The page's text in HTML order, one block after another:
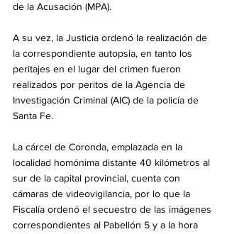
de la Acusación (MPA).
A su vez, la Justicia ordenó la realización de
la correspondiente autopsia, en tanto los
peritajes en el lugar del crimen fueron
realizados por peritos de la Agencia de
Investigación Criminal (AIC) de la policía de
Santa Fe.
La cárcel de Coronda, emplazada en la
localidad homónima distante 40 kilómetros al
sur de la capital provincial, cuenta con
cámaras de videovigilancia, por lo que la
Fiscalía ordenó el secuestro de las imágenes
correspondientes al Pabellón 5 y a la hora